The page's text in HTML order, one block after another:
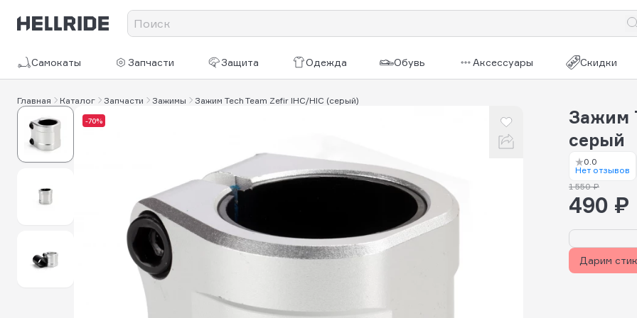
Самокаты Запчасти Защита Одежда Обувь Аксессуары Скидки
Главная Каталог Запчасти Зажимы Зажим Tech Team Zefir IHC/HIC (серый)
-70%
Зажим
серый
0.0
Нет отзывов
1 550 ₽
490 ₽
Дарим